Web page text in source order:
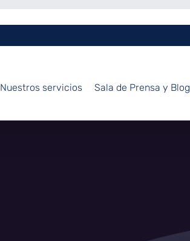
Nuestros servicios Sala de Prensa y Blog